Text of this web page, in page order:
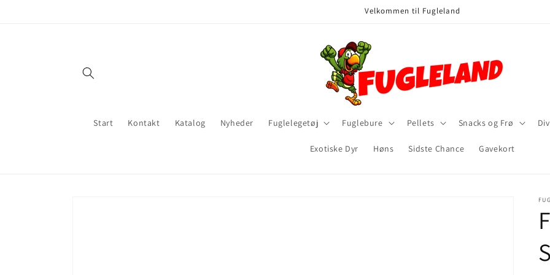
Velkommen til Fugleland
Start Kontakt Katalog Nyheder Fuglelegetøj Fuglebure Pellets Snacks og Frø
Exotiske Dyr Høns Sidste Chance Gavekort